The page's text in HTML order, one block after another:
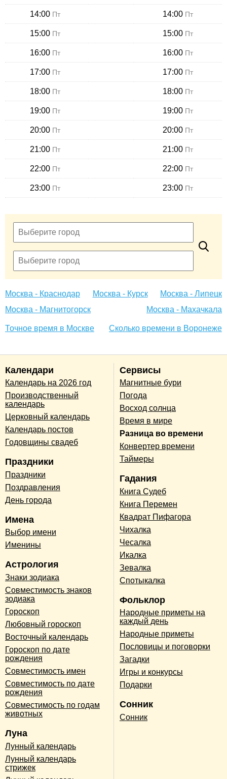
14:00 Пт 14:00 Пт
15:00 Пт 15:00 Пт
16:00 Пт 16:00 Пт
17:00 Пт 17:00 Пт
18:00 Пт 18:00 Пт
19:00 Пт 19:00 Пт
20:00 Пт 20:00 Пт
21:00 Пт 21:00 Пт
22:00 Пт 22:00 Пт
23:00 Пт 23:00 Пт
Москва - Краснодар Москва - Курск
Москва - Липецк
Москва - Магнитогорск
Москва - Махачкала
Точное время в Москве Сколько времени в Воронеже
Календари
Календарь на 2026 год
Производственный
календарь
Церковный календарь
Календарь постов
Годовщины свадеб
Праздники
Праздники
Поздравления
День города
Имена
Выбор имени
Именины
Астрология
Знаки зодиака
Совместимость знаков
зодиака
Гороскоп
Любовный гороскоп
Восточный календарь
Гороскоп по дате
рождения
Совместимость имен
Совместимость по дате
рождения
Совместимость по годам
животных
Луна
Лунный календарь
Лунный календарь
стрижек
Сервисы
Магнитные бури
Погода
Восход солнца
Время в мире
Разница во времени
Конвертер времени
Таймеры
Гадания
Книга Судеб
Книга Перемен
Квадрат Пифагора
Чихалка
Чесалка
Икалка
Зевалка
Спотыкалка
Фольклор
Народные приметы на
каждый день
Народные приметы
Пословицы и поговорки
Загадки
Игры и конкурсы
Подарки
Сонник
Сонник